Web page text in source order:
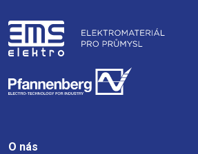
O nás